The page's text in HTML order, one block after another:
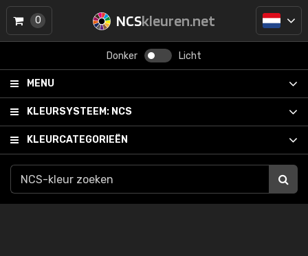
NCSkleuren.net
Donker Licht
MENU
KLEURSYSTEEM: NCS
KLEURCATEGORIEËN
0